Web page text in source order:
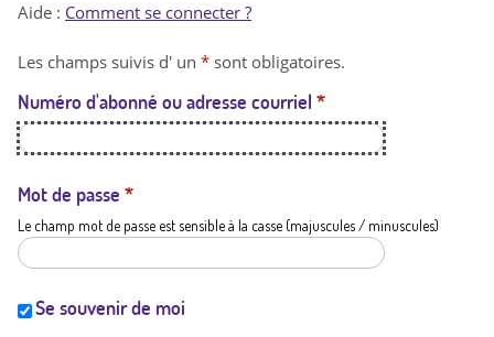
t
a
t
i
Aide : Comment se connecter ?
Les champs suivis d' un * sont obligatoires.
Numéro d'abonné ou adresse courriel *
Mot de passe *
Le champ mot de passe est sensible à la casse (majuscules / minuscules)
Se souvenir de moi